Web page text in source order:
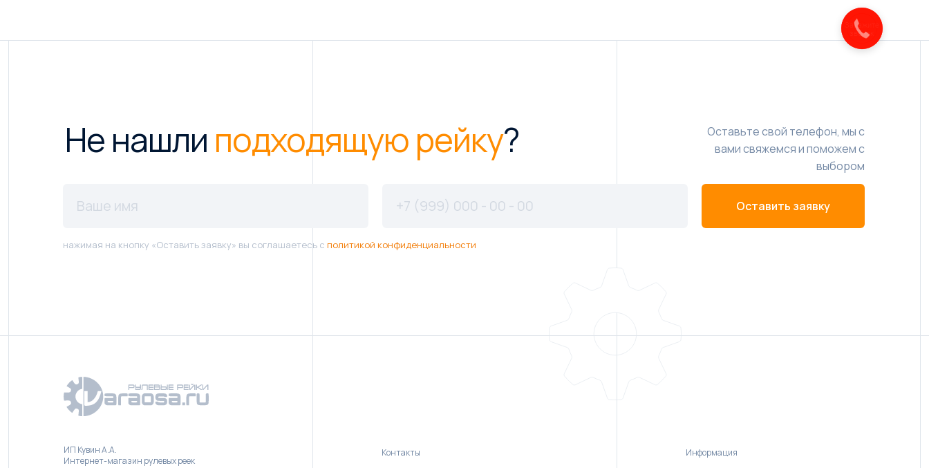
Не нашли подходящую рейку?
Оставьте свой телефон, мы с
вами свяжемся и поможем с
выбором
Оставить заявку
нажимая на кнопку «Оставить заявку» вы соглашаетесь с политикой конфиденциальности
Контакты
ИП Кувин А.А.
Интернет-магазин рулевых реек
Информация
Закажите
звонок